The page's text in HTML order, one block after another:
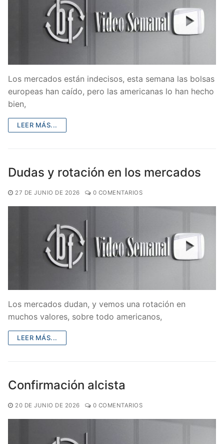
Los mercados están indecisos, esta semana las bolsas
europeas han caído, pero las americanas lo han hecho
bien,
LEER MÁS...
Dudas y rotación en los mercados
27 DE JUNIO DE 2026 0 COMENTARIOS
Los mercados dudan, y vemos una rotación en
muchos valores, sobre todo americanos,
LEER MÁS...
Confirmación alcista
20 DE JUNIO DE 2026 0 COMENTARIOS